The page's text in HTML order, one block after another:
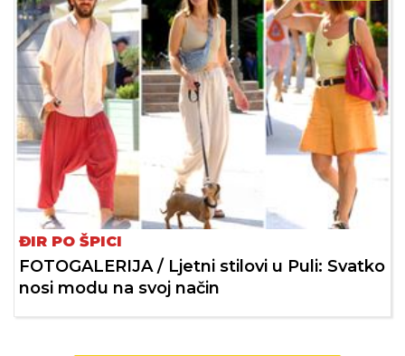
ĐIR PO ŠPICI
FOTOGALERIJA / Ljetni stilovi u Puli: Svatko
nosi modu na svoj način